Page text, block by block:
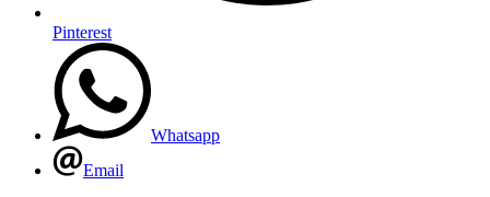
Pinterest
Whatsapp
Email